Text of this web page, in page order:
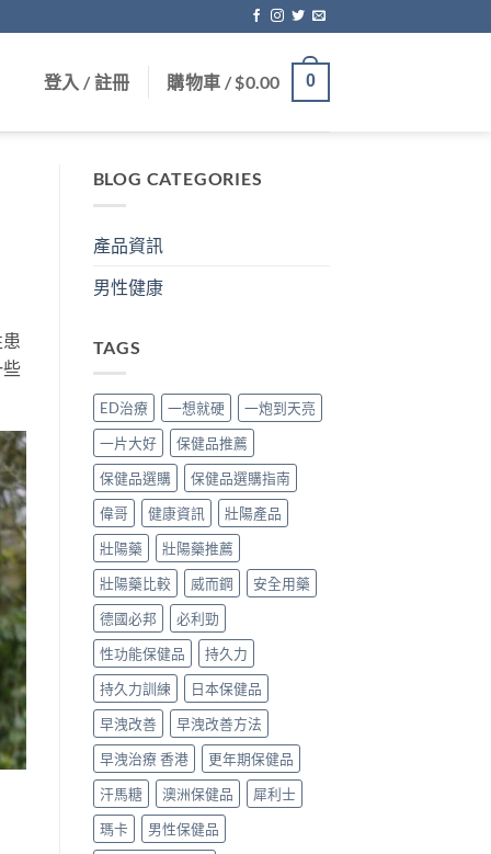
登入 / 註冊 購物車 /$0.00 0
BLOG CATEGORIES
產品資訊
男性健康
TAGS
ED治療 一想就硬
一炮到天亮
一片大好
保健品推薦
保健品選購
保健品選購指南
偉哥
健康資訊
壯陽產品
壯陽藥
壯陽藥推薦
壯陽藥比較
威而鋼
安全用藥
德國必邦
必利勁
性功能保健品
持久力
持久力訓練
日本保健品
早洩改善
早洩改善方法
早洩治療 香港
更年期保健品
汗馬糖
澳洲保健品
犀利士
瑪卡
男性保健品